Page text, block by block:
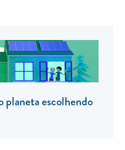
planeta escolhendo